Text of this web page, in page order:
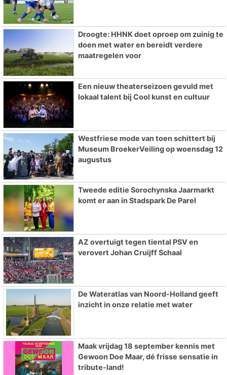
Droogte: HHNK doet oproep om zuinig te
doen met water en bereidt verdere
maatregelen voor
Een nieuw theaterseizoen gevuld met
lokaal talent bij Cool kunst en cultuur
Westfriese mode van toen schittert bij
Museum BroekerVeiling op woensdag 12
augustus
Tweede editie Sorochynska Jaarmarkt
komt er aan in Stadspark De Parel
AZ overtuigt tegen tiental PSV en
verovert Johan Cruijff Schaal
De Wateratlas van Noord-Holland geeft
inzicht in onze relatie met water
Maak vrijdag 18 september kennis met
Gewoon Doe Maar, dé frisse sensatie in
tribute-land!